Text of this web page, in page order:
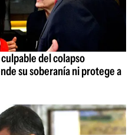
culpable del colapso
su soberanía ni protege a